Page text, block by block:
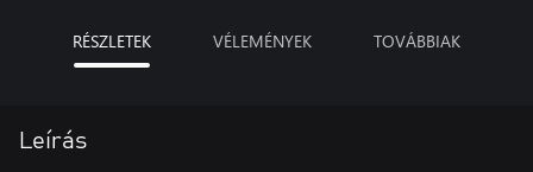
RÉSZLETEK VÉLEMÉNYEK TOVÁBBIAK
Leírás